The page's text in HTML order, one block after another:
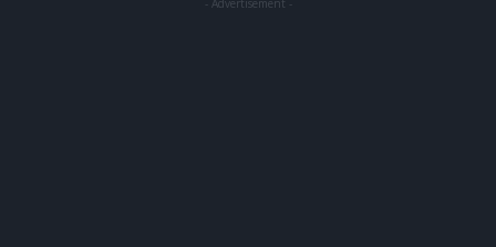
- Advertisement -